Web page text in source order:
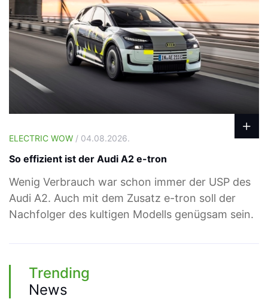
ELECTRIC WOW / 04.08.2026.
So effizient ist der Audi A2 e-tron
Wenig Verbrauch war schon immer der USP des
Audi A2. Auch mit dem Zusatz e-tron soll der
Nachfolger des kultigen Modells genügsam sein.
Trending
News